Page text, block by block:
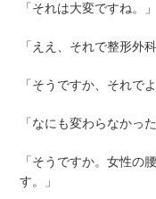
「それは大変ですね。」
「ええ、それで整形外
「そうですか、それで
「なにも変わらなかっ
「そうですか。女性の
す。」